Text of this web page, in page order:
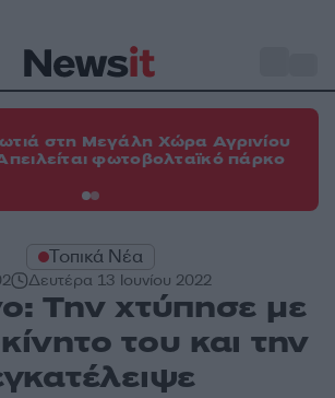
στη Μεγάλη Χώρα Αγρινίου
φωτοβολταϊκό πάρκο
Τοπικά Νέα
Δευτέρα 13 Ιουνίου 2022
Την χτύπησε με
του και την